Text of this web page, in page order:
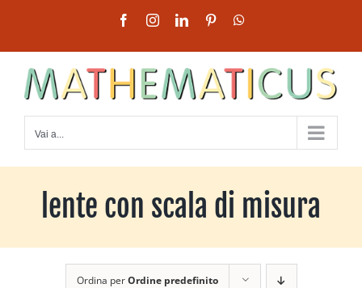
contenuto
FacebookInstagramLinkedInPinterest
Vai a...
lente con scala di misura
Ordina perOrdine predefinito